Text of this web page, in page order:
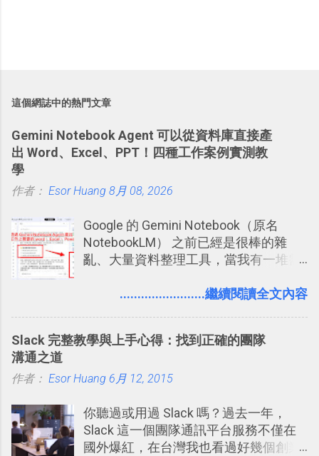
這個網誌中的熱門文章
Gemini Notebook Agent 可以從資料庫直接產
出 Word、Excel、PPT！四種工作案例實測教
學
作者： Esor Huang 8月 08, 2026
Google 的 Gemini Notebook（原名
NotebookLM） 之前已經是很棒的雜
亂、大量資料整理工具，當我有一堆需
量格式不一的混亂工作文件需要彙整，
Codex 這樣的 AI 工作作進階處理。
........................繼續閱讀全文內容
Slack 完整教學與上手心得：找到正確的團隊
溝通之道
作者： Esor Huang 6月 12, 2015
你聽過或用過 Slack 嗎？過去一年，
Slack 這一個團隊通訊平台服務不僅在
國外爆紅，在台灣我也看過好幾個創業